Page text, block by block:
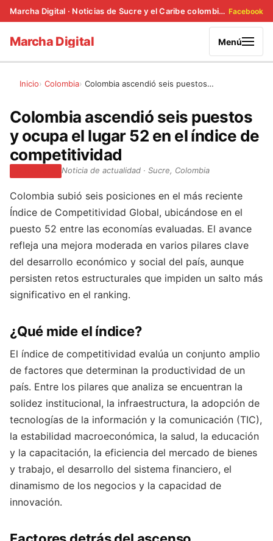
Marcha Digital · Noticias de Sucre y el Caribe colombiano Facebook
Marcha Digital Menú
Inicio Colombia Colombia ascendió seis puestos…
Colombia ascendió seis puestos
y ocupa el lugar 52 en el índice de
competitividad
Noticia de actualidad · Sucre, Colombia
Colombia subió seis posiciones en el más reciente
Índice de Competitividad Global, ubicándose en el
puesto 52 entre las economías evaluadas. El avance
refleja una mejora moderada en varios pilares clave
del desarrollo económico y social del país, aunque
persisten retos estructurales que impiden un salto más
significativo en el ranking.
¿Qué mide el índice?
El índice de competitividad evalúa un conjunto amplio
de factores que determinan la productividad de un
país. Entre los pilares que analiza se encuentran la
solidez institucional, la infraestructura, la adopción de
tecnologías de la información y la comunicación (TIC),
la estabilidad macroeconómica, la salud, la educación
y la capacitación, la eficiencia del mercado de bienes
y trabajo, el desarrollo del sistema financiero, el
dinamismo de los negocios y la capacidad de
innovación.